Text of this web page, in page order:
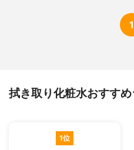
1
拭き取り化粧水おすす
1位